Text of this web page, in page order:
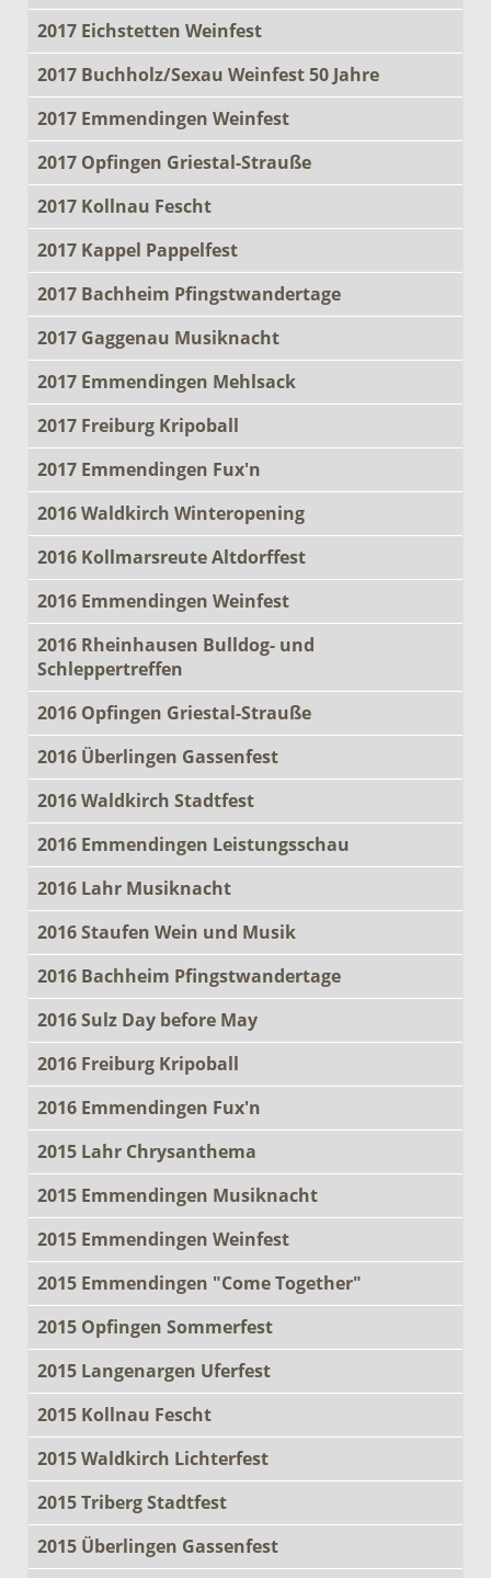
2017 Eichstetten Weinfest
2017 Buchholz/Sexau Weinfest 50 Jahre
2017 Emmendingen Weinfest
2017 Opfingen Griestal-Strauße
2017 Kollnau Fescht
2017 Kappel Pappelfest
2017 Bachheim Pfingstwandertage
2017 Gaggenau Musiknacht
2017 Emmendingen Mehlsack
2017 Freiburg Kripoball
2017 Emmendingen Fux'n
2016 Waldkirch Winteropening
2016 Kollmarsreute Altdorffest
2016 Emmendingen Weinfest
2016 Rheinhausen Bulldog- und
Schleppertreffen
2016 Opfingen Griestal-Strauße
2016 Überlingen Gassenfest
2016 Waldkirch Stadtfest
2016 Emmendingen Leistungsschau
2016 Lahr Musiknacht
2016 Staufen Wein und Musik
2016 Bachheim Pfingstwandertage
2016 Sulz Day before May
2016 Freiburg Kripoball
2016 Emmendingen Fux'n
2015 Lahr Chrysanthema
2015 Emmendingen Musiknacht
2015 Emmendingen Weinfest
2015 Emmendingen "Come Together"
2015 Opfingen Sommerfest
2015 Langenargen Uferfest
2015 Kollnau Fescht
2015 Waldkirch Lichterfest
2015 Triberg Stadtfest
2015 Überlingen Gassenfest